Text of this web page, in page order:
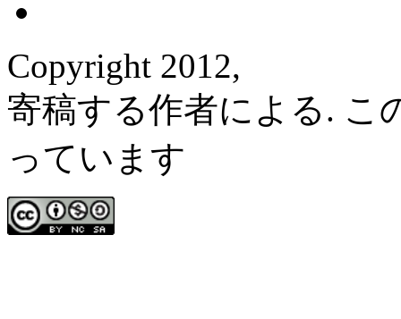
Copyright 2012,
寄稿する作者による. こ
っています